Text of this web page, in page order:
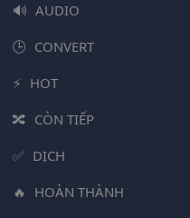
AUDIO
CONVERT
HOT
CÒN TIẾP
DỊCH
HOÀN THÀNH